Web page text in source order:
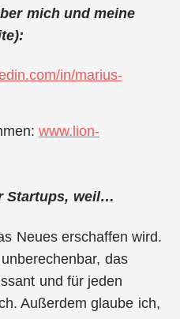
mich und meine
in/marius-
www.lion-
Startups, weil…
Neues erschaffen wird.
das
und für jeden
Außerdem glaube ich,